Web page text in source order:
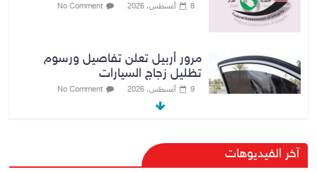
8 أغسطس، 2026 No Comment
مرور أربيل تعلن تفاصيل ورسوم
تظليل زجاج السيارات
9 أغسطس، 2026 No Comment
صدور أمر قبض بحق وزير العمل
السابق أحمد الأسدي
آخر الفيديوهات